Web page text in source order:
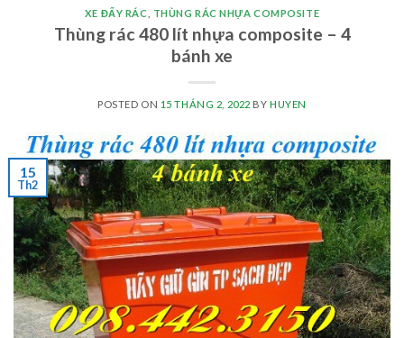
XE ĐẨY RÁC THÙNG RÁC NHỰA COMPOSITE
Thùng rác 480 lít nhựa composite – 4
bánh xe
POSTED ON 15 THÁNG 2, 2022 BY HUYEN
15
Th2